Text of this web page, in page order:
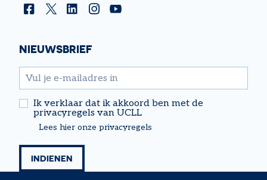
NIEUWSBRIEF
email
Ik verklaar dat ik akkoord ben met de
privacyregels van UCLL
Lees hier onze privacyregels